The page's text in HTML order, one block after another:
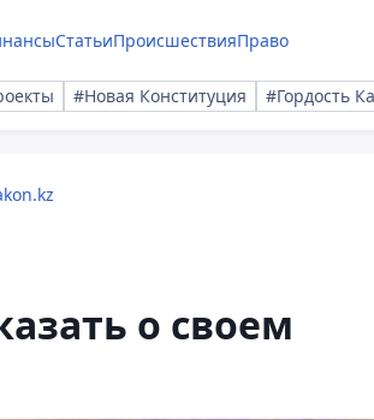
СтатьиПроисшествияПраво
#Новая Конституция #Гордость
о своем